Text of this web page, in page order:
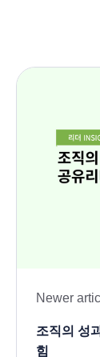
Newer
조직의 성
힘